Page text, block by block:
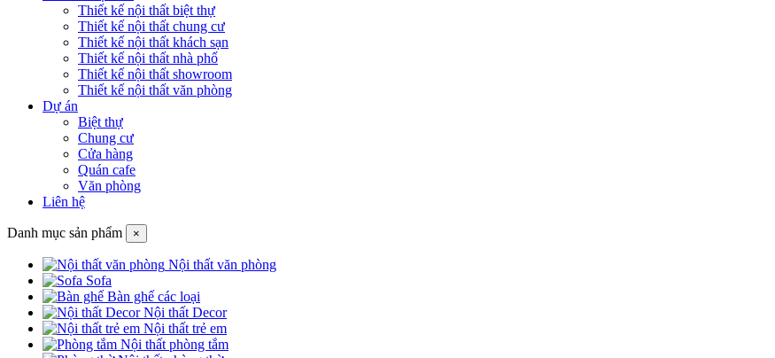
Thiết kế nội thất biệt thự
Thiết kế nội thất chung cư
Thiết kế nội thất khách sạn
Thiết kế nội thất nhà phố
Thiết kế nội thất showroom
Thiết kế nội thất văn phòng
Dự án
Biệt thự
Chung cư
Cửa hàng
Quán cafe
Văn phòng
Liên hệ
Danh mục sản phẩm ×
Nội thất văn phòng
Sofa
Bàn ghế các loại
Nội thất Decor
Nội thất trẻ em
Nội thất phòng tắm